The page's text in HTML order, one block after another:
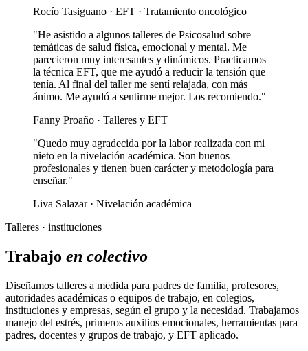
Rocío Tasiguano · EFT · Tratamiento oncológico
"He asistido a algunos talleres de Psicosalud sobre
temáticas de salud física, emocional y mental. Me
parecieron muy interesantes y dinámicos. Practicamos
la técnica EFT, que me ayudó a reducir la tensión que
tenía. Al final del taller me sentí relajada, con más
ánimo. Me ayudó a sentirme mejor. Los recomiendo."
Fanny Proaño · Talleres y EFT
"Quedo muy agradecida por la labor realizada con mi
nieto en la nivelación académica. Son buenos
profesionales y tienen buen carácter y metodología para
enseñar."
Liva Salazar · Nivelación académica
Talleres · instituciones
Trabajo en colectivo
Diseñamos talleres a medida para padres de familia, profesores,
autoridades académicas o equipos de trabajo, en colegios,
instituciones y empresas, según el grupo y la necesidad. Trabajamos
manejo del estrés, primeros auxilios emocionales, herramientas para
padres, docentes y grupos de trabajo, y EFT aplicado.